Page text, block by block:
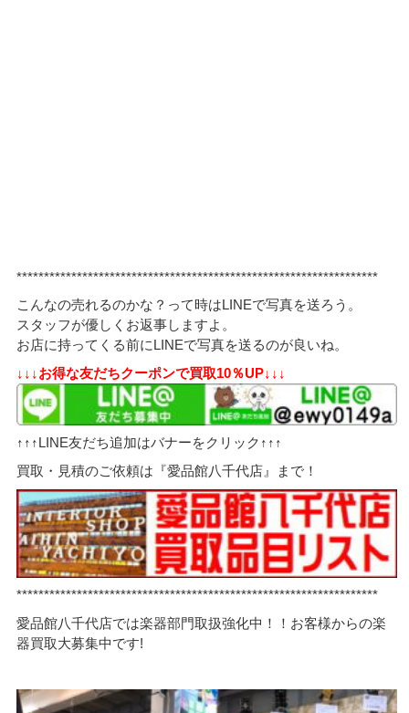
******************************************************************
こんなの売れるのかな？って時はLINEで写真を送ろう。
スタッフが優しくお返事しますよ。
お店に持ってくる前にLINEで写真を送るのが良いね。
↓↓↓お得な友だちクーポンで買取10％UP↓↓↓
↑↑↑LINE友だち追加はバナーをクリック↑↑↑
買取・見積のご依頼は『愛品館八千代店』まで！
******************************************************************
愛品館八千代店では楽器部門取扱強化中！！お客様からの楽
器買取大募集中です!